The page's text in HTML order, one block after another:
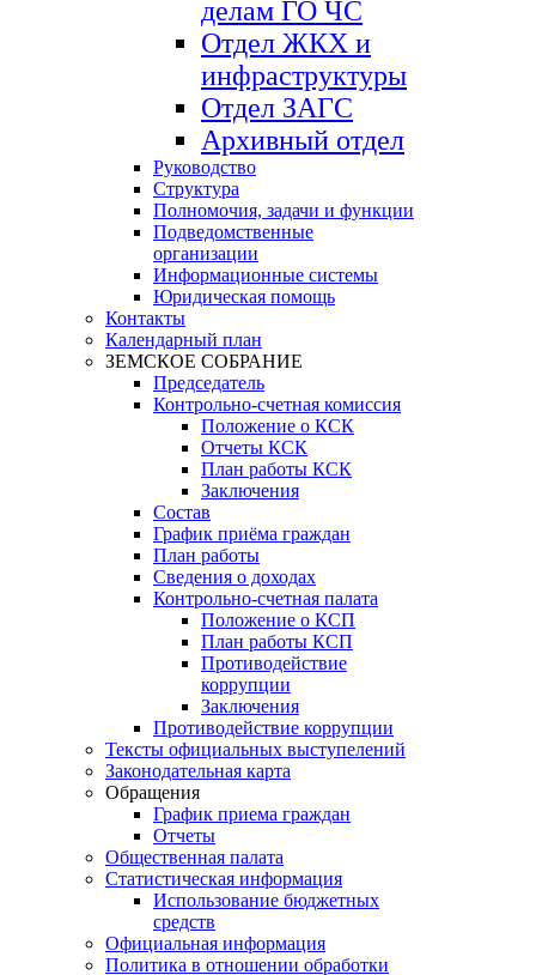
делам ГО ЧС
Отдел ЖКХ и
инфраструктуры
Отдел ЗАГС
Архивный отдел
Руководство
Структура
Полномочия, задачи и функции
Подведомственные
организации
Информационные системы
Юридическая помощь
Контакты
Календарный план
ЗЕМСКОЕ СОБРАНИЕ
Председатель
Контрольно-счетная комиссия
Положение о КСК
Отчеты КСК
План работы КСК
Заключения
Состав
График приёма граждан
План работы
Сведения о доходах
Контрольно-счетная палата
Положение о КСП
План работы КСП
Противодействие
коррупции
Заключения
Противодействие коррупции
Тексты официальных выступелений
Законодательная карта
Обращения
График приема граждан
Отчеты
Общественная палата
Статистическая информация
Использование бюджетных
средств
Официальная информация
Политика в отношении обработки